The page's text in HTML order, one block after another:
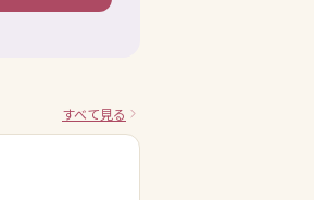
すべて見る